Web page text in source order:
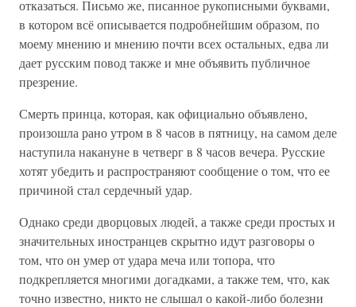
отказаться. Письмо же, писанное рукописными буквами,
в котором всё описывается подробнейшим образом, по
моему мнению и мнению почти всех остальных, едва ли
дает русским повод также и мне объявить публичное
презрение.
Смерть принца, которая, как официально объявлено,
произошла рано утром в 8 часов в пятницу, на самом деле
наступила накануне в четверг в 8 часов вечера. Русские
хотят убедить и распространяют сообщение о том, что ее
причиной стал сердечный удар.
Однако среди дворцовых людей, а также среди простых и
значительных иностранцев скрытно идут разговоры о
том, что он умер от удара меча или топора, что
подкрепляется многими догадками, а также тем, что, как
точно известно, никто не слышал о какой-либо болезни